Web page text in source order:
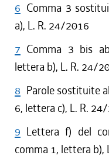
6 Comma 3
a), L. R. 24/2016
7 Comma 3 bis
lettera b), L. R. 24/
8 Parole sostituite
6, lettera c), L. R.
9 Lettera f) del
comma 1, lettera b),